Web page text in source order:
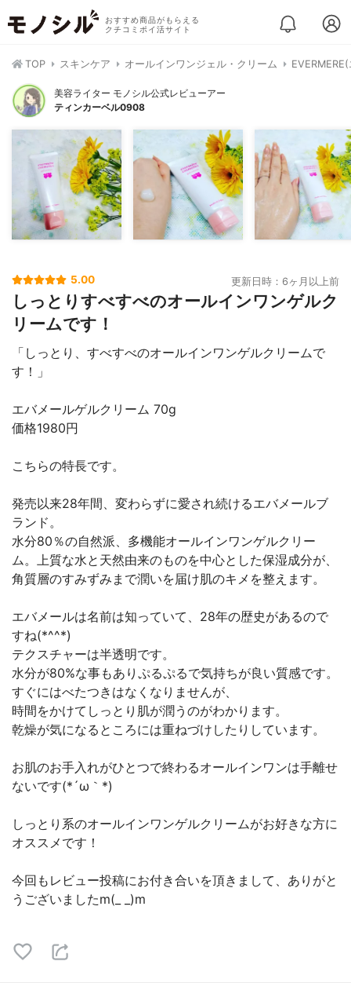
おすすめ商品がもらえる
クチコミポイ活サイト
TOP スキンケア オールインワンジェル・クリーム
美容ライター モノシル公式レビューアー
ティンカーベル0908
5.00 更新日時：6ヶ月以上前
しっとりすべすべのオールインワンゲルク
リームです！
「しっとり、すべすべのオールインワンゲルクリームで
す！」
エバメールゲルクリーム 70g
価格1980円
こちらの特長です。
発売以来28年間、変わらずに愛され続けるエバメールブ
ランド。
水分80％の自然派、多機能オールインワンゲルクリー
ム。上質な水と天然由来のものを中心とした保湿成分が、
角質層のすみずみまで潤いを届け肌のキメを整えます。
エバメールは名前は知っていて、28年の歴史があるので
すね(*^^*)
テクスチャーは半透明です。
水分が80%な事もありぷるぷるで気持ちが良い質感です。
すぐにはべたつきはなくなりませんが、
時間をかけてしっとり肌が潤うのがわかります。
乾燥が気になるところには重ねづけしたりしています。
お肌のお手入れがひとつで終わるオールインワンは手離せ
ないです(*´ω｀*)
しっとり系のオールインワンゲルクリームがお好きな方に
オススメです！
今回もレビュー投稿にお付き合いを頂きまして、ありがと
うございましたm(_ _)m